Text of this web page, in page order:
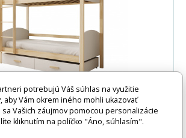
Posteľ Jori 180x80 s
Biela+Biela
potrebujú Váš súhlas na využitie
aby Vám okrem iného mohli ukazovať
Vašich záujmov pomocou personalizácie
kliknutím na políčko "Áno, súhlasím".